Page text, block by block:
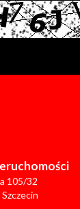
105/32